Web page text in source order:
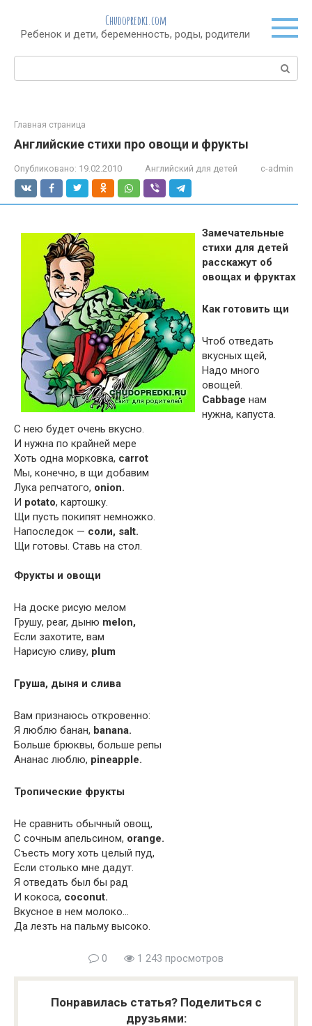
контенту
Chudopredki.com
Ребенок и дети, беременность, роды, родители
Поиск:
Главная страница
Английские стихи про овощи и фрукты
Опубликовано: 19.02.2010 Английский для детей c-admin
Замечательные
стихи для детей
расскажут об
овощах и фруктах
Как готовить щи
Чтоб отведать
вкусных щей,
Надо много
овощей.
Cabbage нам
нужна, капуста.
С нею будет очень вкусно.
И нужна по крайней мере
Хоть одна морковка, carrot
Мы, конечно, в щи добавим
Лука репчатого, onion.
И potato, картошку.
Щи пусть покипят немножко.
Напоследок — соли, salt.
Щи готовы. Ставь на стол.
Фрукты и овощи
На доске рисую мелом
Грушу, pear, дыню melon,
Если захотите, вам
Нарисую сливу, plum
Груша, дыня и слива
Вам признаюсь откровенно:
Я люблю банан, banana.
Больше брюквы, больше репы
Ананас люблю, pineapple.
Тропические фрукты
Не сравнить обычный овощ,
С сочным апельсином, orange.
Съесть могу хоть целый пуд,
Если столько мне дадут.
Я отведать был бы рад
И кокоса, coconut.
Вкусное в нем молоко…
Да лезть на пальму высоко.
0 1 243 просмотров
Понравилась статья? Поделиться с
друзьями: